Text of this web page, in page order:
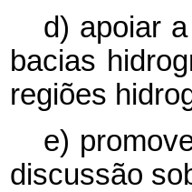
d) apoiar
bacias
regiões
e)
discussão